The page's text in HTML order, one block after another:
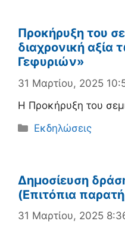
Προκήρυξη του
διαχρονική αξία
Γεφυριών»
31 Μαρτίου, 2025
Η Προκήρυξη του
Κατηγορίες
Εκδηλώσεις
Δημοσίευση
(Επιτόπια
31 Μαρτίου, 2025